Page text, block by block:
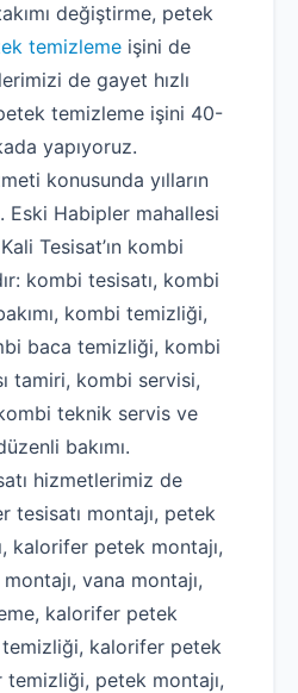
değiştirme, petek
temizleme işini de
de gayet hızlı
temizleme işini 40-
yapıyoruz.
konusunda yılların
Eski Habipler mahallesi
Tesisat’ın kombi
kombi tesisatı, kombi
kombi temizliği,
baca temizliği, kombi
tamiri, kombi servisi,
teknik servis ve
bakımı.
hizmetlerimiz de
tesisatı montajı, petek
kalorifer petek montajı,
vana montajı,
kalorifer petek
kalorifer petek
petek montajı,